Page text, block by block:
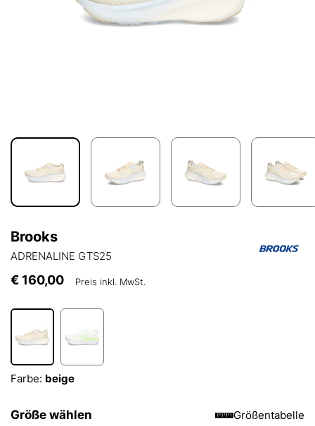
Brooks
ADRENALINE GTS25
€ 160,00 Preis inkl. MwSt.
Farbe: beige
Größe wählen Größentabelle